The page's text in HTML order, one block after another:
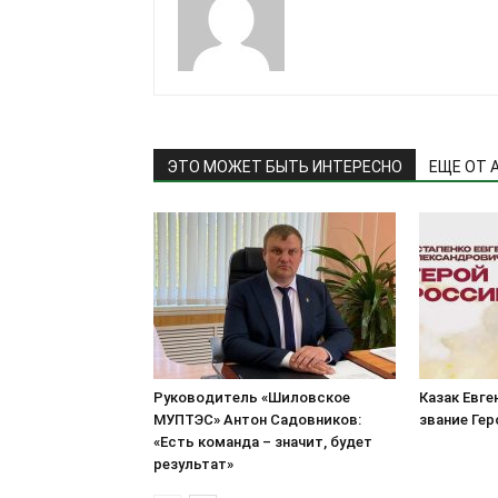
ЭТО МОЖЕТ БЫТЬ ИНТЕРЕСНО ЕЩЕ ОТ
Руководитель «Шиловское
МУПТЭС» Антон Садовников:
«Есть команда – значит, будет
результат»
Казак
звание